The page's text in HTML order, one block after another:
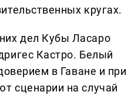
кругах.
дел Кубы Ласаро
Кастро. Белый
в Гаване и при
сценарии на случай